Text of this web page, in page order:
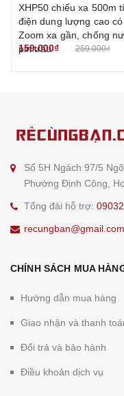
XHP50 chiếu xa 500m
điện dung lượng cao có
Zoom xa gần, chống
pin trâu
159.000₫ 259.000₫
Số 5H Ngách 97/5
Phường Định Công,
Tổng đài hỗ trợ:
recungban@gmail.com
CHÍNH SÁCH MUA
Hướng dẫn mua hàng
Giao nhận và thanh
Đổi trả và bảo hành
Điều khoản dịch vụ